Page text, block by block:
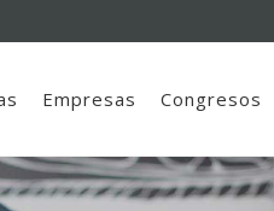
Empresas Congresos